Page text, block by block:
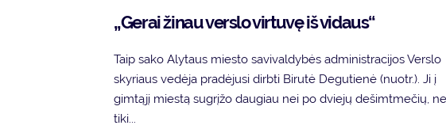
„Gerai žinau verslo virtuvę iš vidaus“
Taip sako Alytaus miesto savivaldybės administracijos Verslo
skyriaus vedėja pradėjusi dirbti Birutė Degutienė (nuotr.). Ji į
gimtąjį miestą sugrįžo daugiau nei po dviejų dešimtmečių,
tiki...